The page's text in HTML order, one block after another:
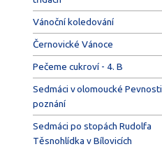
Vánoční koledování
Černovické Vánoce
Pečeme cukroví - 4. B
Sedmáci v olomoucké Pevnosti
poznání
Sedmáci po stopách Rudolfa
Těsnohlídka v Bílovicích